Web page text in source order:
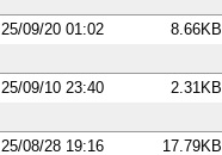
25/09/20 01:02 8.66KB
25/09/10 23:40 2.31KB
25/08/28 19:16 17.79KB